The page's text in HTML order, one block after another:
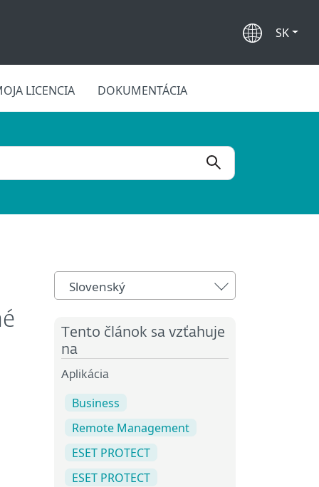
SK
LICENCIA DOKUMENTÁCIA
Slovenský
Tento článok sa vzťahuje
na
Aplikácia
Business
Remote Management
ESET PROTECT
ESET PROTECT